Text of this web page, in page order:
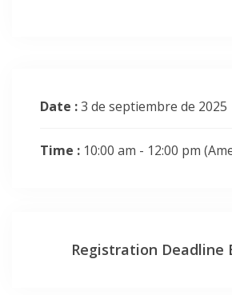
Date :3 de septiembre de 2025
Time : 10:00 am - 12:00 pm
Registration Deadline